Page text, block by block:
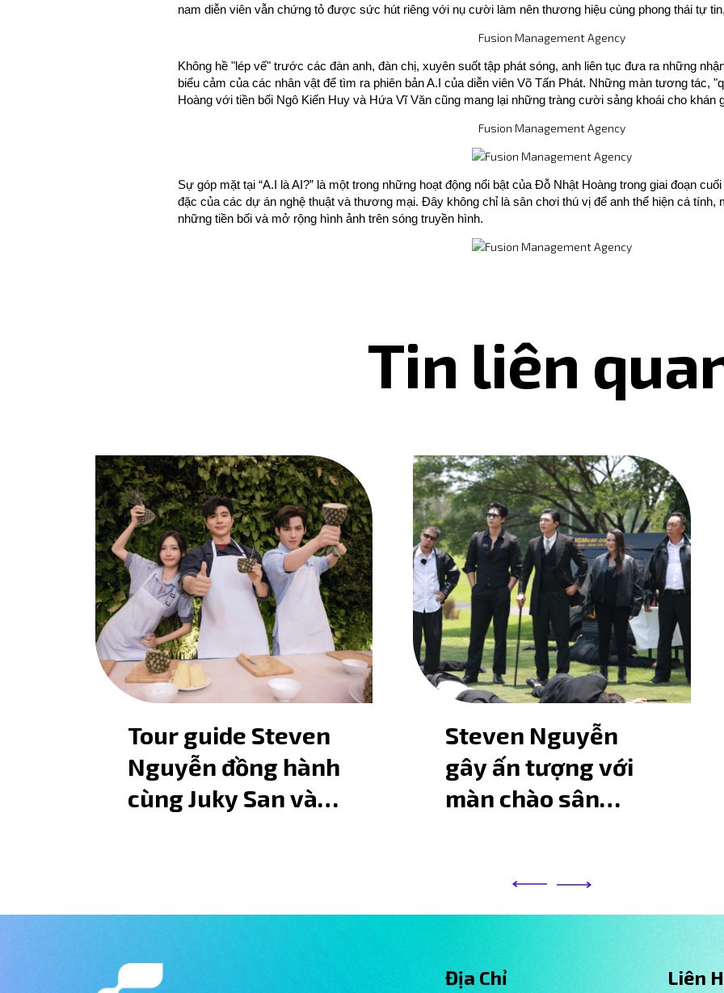
nam diễn viên vẫn chứng tỏ được sức hút riêng với nụ cười làm nên thương hiệu cùng phong thái tự
Không hề "lép vế" trước các đàn anh, đàn chị, xuyên suốt tập phát sóng, anh liên tục đưa ra những
biểu cảm của các nhân vật để tìm ra phiên bản A.I của diễn viên Võ Tấn Phát. Những màn tương tác,
Hoàng với tiền bối Ngô Kiến Huy và Hứa Vĩ Văn cũng mang lại những tràng cười sảng khoái cho khán
Sự góp mặt tại “A.I là AI?” là một trong những hoạt động nổi bật của Đỗ Nhật Hoàng trong giai đoạn
đặc của các dự án nghệ thuật và thương mại. Đây không chỉ là sân chơi thú vị để anh thể hiện cá tính,
những tiền bối và mở rộng hình ảnh trên sóng truyền hình.
Tin liên
Tour guide Steven
Nguyễn đồng hành
cùng Juky San và
TP.HCM
Steven Nguyễn
gây ấn tượng với
màn chào sân
Vietnam
Địa Chỉ Liên